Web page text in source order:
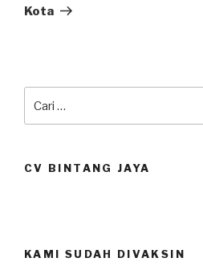
Kota
CV BINTANG JAYA
KAMI SUDAH DIVAKSIN